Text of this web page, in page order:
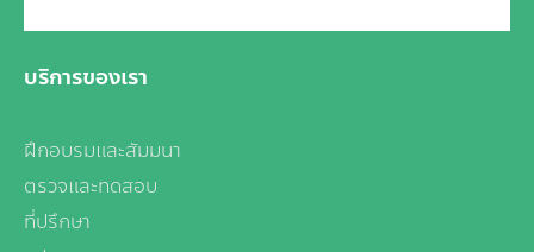
บริการของเรา
ฝึกอบรมและสัมมนา
ตรวจและทดสอบ
ที่ปรึกษา